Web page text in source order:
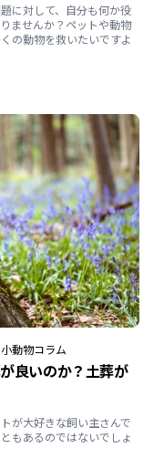
に対して、自分も何か役
ませんか？ペットや動物
の動物を救いたいですよ
小動物コラム
良いのか？土葬が
が大好きな飼い主さんで
もあるのではないでしょ